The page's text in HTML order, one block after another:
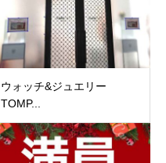
ウォッチ&ジュエリー
TOMP...